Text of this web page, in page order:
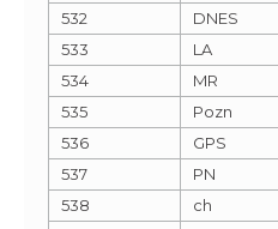
532
DNES
533
LA
534
MR
535
Pozn
536
GPS
537
PN
538
ch